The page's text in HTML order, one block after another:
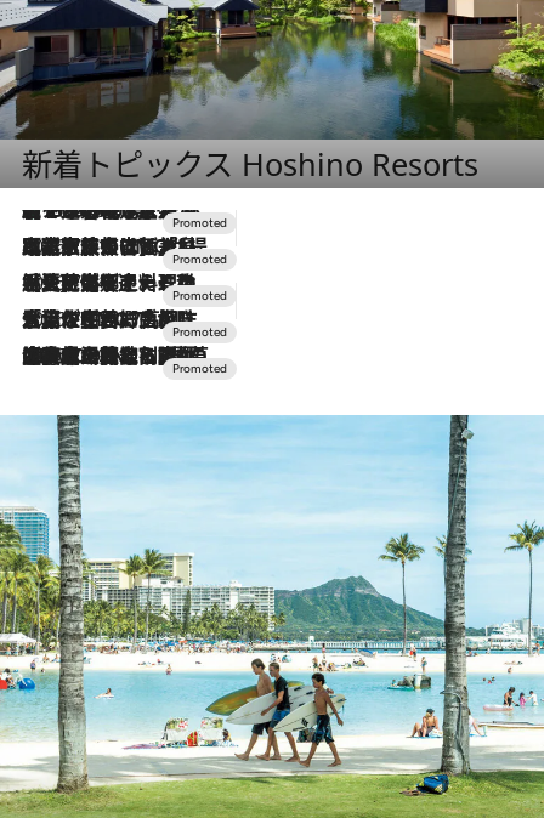
新着トピックス Hoshino Resorts
2026.8.7
【トンボの足水浴】ヒノキの香りに包まれて涼感マックス！約13℃の湧水かけ流しを避暑地「星野温泉 トンボの湯」で体験
2026.7.31
【ホテル帰省】という選択肢をOMOが提案。家族とほどよい距離を保つには「昼は実家、夜は気兼ねなくホテルで！」
2026.7.24
【夏限定ディナーコース】旬を迎える稚鮎や花ズッキーニなどをイタリア・トスカーナの郷土料理の手法で満喫！
2026.7.17
「土佐和ハーブかき氷」がOMO7高知に登場！生姜、山椒、大葉など目にも舌にも涼を呼ぶ郷土の味
2026.7.10
NEW OPEN！【界 草津】名湯の地に誕生。趣の異なる2種の温泉と上州ならではの会席・蕎麦割烹など美食を味わう究極の癒やし旅